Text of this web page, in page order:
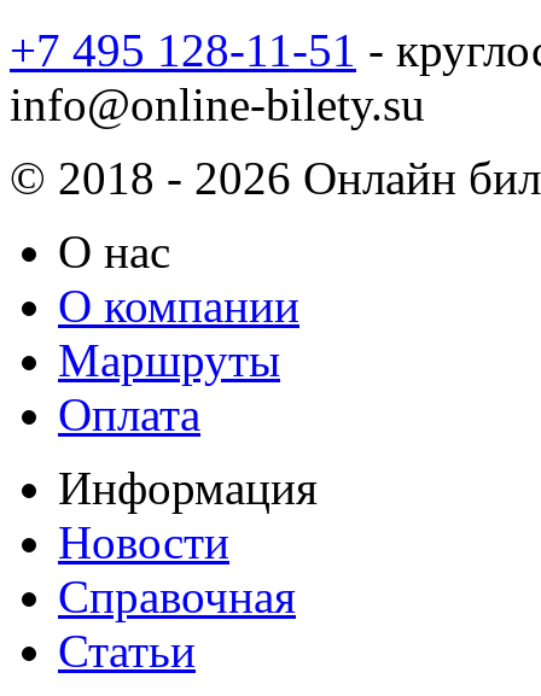
+7 495 128-11-51 -
info@online-bilety.su
© 2018 - 2026 Онлайн
О нас
О компании
Маршруты
Оплата
Информация
Новости
Справочная
Статьи